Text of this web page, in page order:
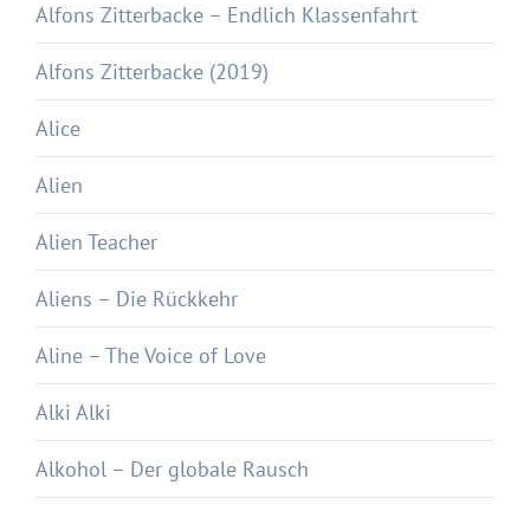
Alfons Zitterbacke – Endlich Klassenfahrt
Alfons Zitterbacke (2019)
Alice
Alien
Alien Teacher
Aliens – Die Rückkehr
Aline – The Voice of Love
Alki Alki
Alkohol – Der globale Rausch